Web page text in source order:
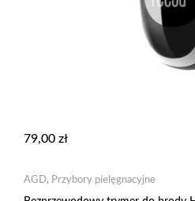
79,00 zł
AGD, Przybory pielęgnacyjne